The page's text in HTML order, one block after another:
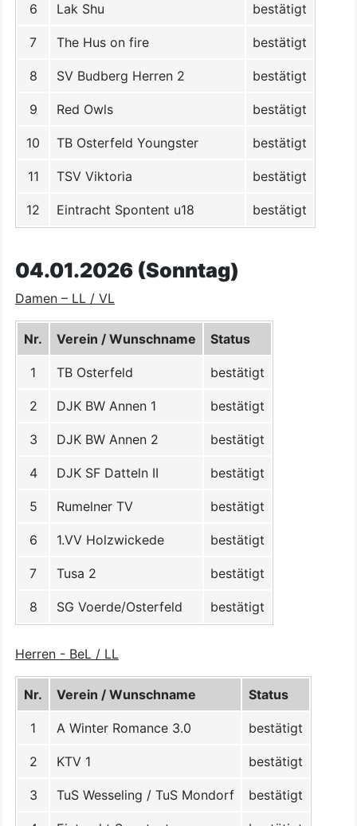
6 Lak Shu bestätigt
7 The Hus on fire bestätigt
8 SV Budberg Herren 2 bestätigt
9 Red Owls bestätigt
10 TB Osterfeld Youngster bestätigt
11 TSV Viktoria bestätigt
12 Eintracht Spontent u18 bestätigt
04.01.2026 (Sonntag)
Damen – LL / VL
Nr. Verein / Wunschname Status
1 TB Osterfeld bestätigt
2 DJK BW Annen 1 bestätigt
3 DJK BW Annen 2 bestätigt
4 DJK SF Datteln II bestätigt
5 Rumelner TV bestätigt
6 1.VV Holzwickede bestätigt
7 Tusa 2 bestätigt
8 SG Voerde/Osterfeld bestätigt
Herren - BeL / LL
Nr. Verein / Wunschname Status
1 A Winter Romance 3.0 bestätigt
2 KTV 1 bestätigt
3 TuS Wesseling / TuS Mondorf bestätigt